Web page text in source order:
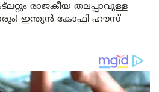
രാജകീയ തലപ്പാവുള്ള
ഇന്ത്യൻ കോഫി ഹൗസ്